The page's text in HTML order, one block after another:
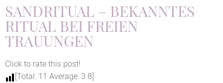
SANDRITUAL – BEKANNTES
RITUAL BEI FREIEN
TRAUUNGEN
Click to rate this post!
[Total: 11 Average: 3.8]